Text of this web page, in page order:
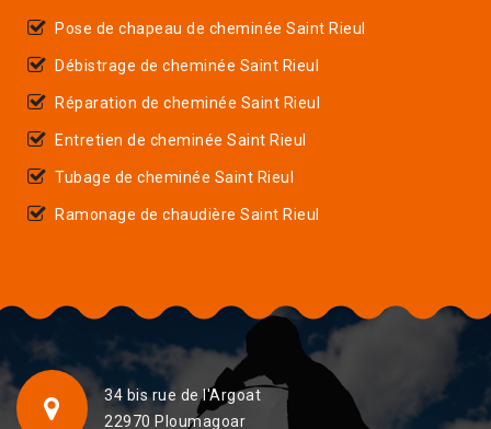
Pose de chapeau de cheminée Saint Rieul
Débistrage de cheminée Saint Rieul
Réparation de cheminée Saint Rieul
Entretien de cheminée Saint Rieul
Tubage de cheminée Saint Rieul
Ramonage de chaudière Saint Rieul
34 bis rue de l'Argoat
22970 Ploumagoar